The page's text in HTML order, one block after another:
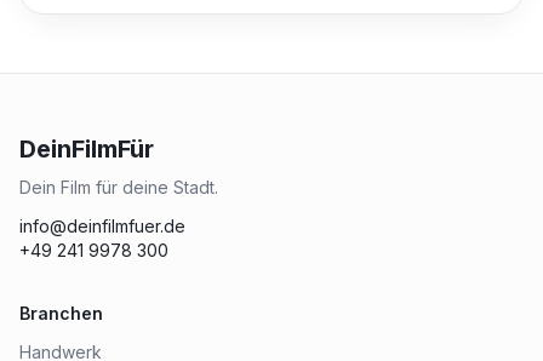
DeinFilmFür
Dein Film für deine Stadt.
info@deinfilmfuer.de
+49 241 9978 300
Branchen
Handwerk